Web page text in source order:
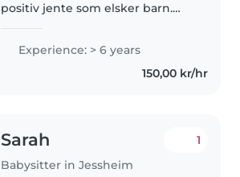
positiv jente som elsker barn.
skal vite at barnet ditt er blir
sett, ivaretatt og blir behandlet
med omsorg når jeg har..
Experience: > 6 years
150,00 kr/hr
Sarah
Babysitter in Jessheim
1